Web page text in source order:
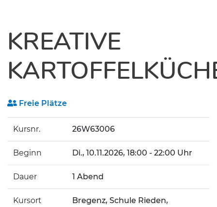
KREATIVE
Freie Plätze
Kursnr. 26W63006
Beginn Di., 10.11.2026, 18:00 - 22:00 Uhr
Dauer 1 Abend
Kursort
Bregenz, Schule Rieden,